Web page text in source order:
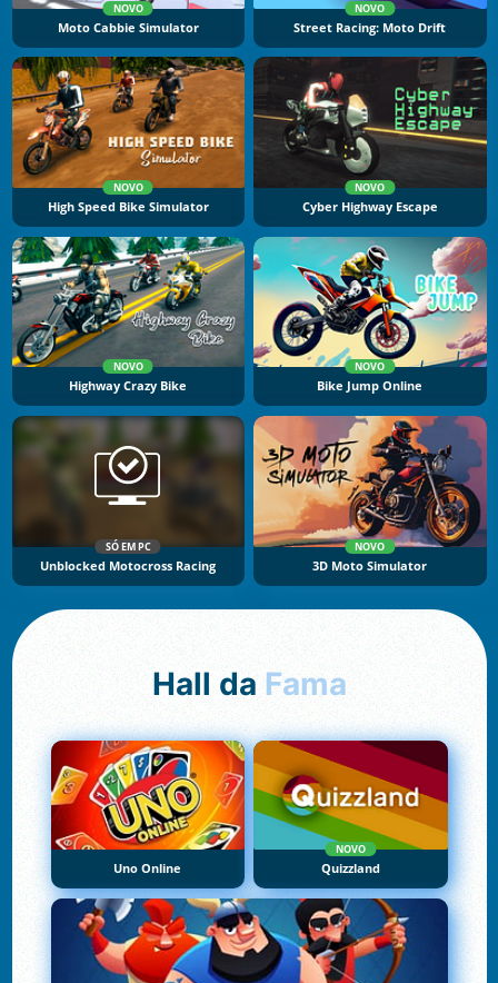
NOVO
Moto Cabbie Simulator
NOVO
Street Racing: Moto Drift
NOVO
High Speed Bike Simulator
NOVO
Cyber Highway Escape
NOVO
Highway Crazy Bike
NOVO
Bike Jump Online
SÓ EM PC
Unblocked Motocross Racing
NOVO
3D Moto Simulator
Hall da Fama
Uno Online
NOVO
Quizzland